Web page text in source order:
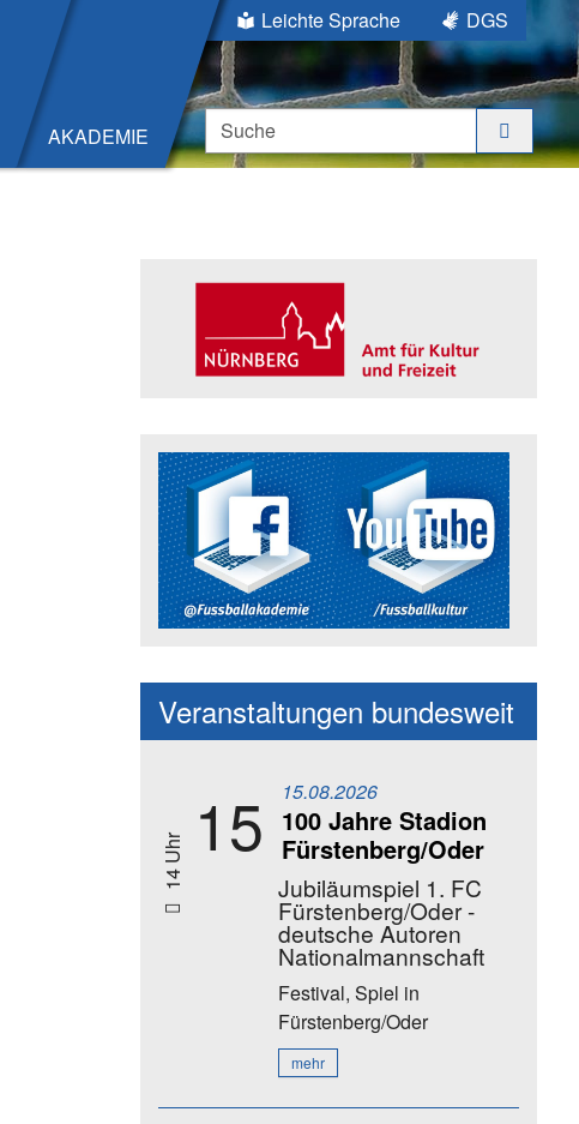
AKADEMIE
Leichte Sprache
DGS
Suche
Social Media Kanäle der
Veranstaltungen bundesweit
14 Uhr 15 15.08.2026
100 Jahre Stadion
Fürstenberg/Oder
Jubiläumspiel 1. FC
Fürstenberg/Oder -
deutsche Autoren
Nationalmannschaft
Festival, Spiel in
Fürstenberg/Oder
mehr